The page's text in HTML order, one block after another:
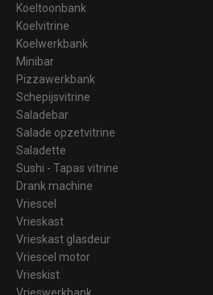
Koeltoonbank
Koelvitrine
Koelwerkbank
Minibar
Pizzawerkbank
Schepijsvitrine
Saladebar
Salade opzetvitrine
Saladette
Sushi - Tapas vitrine
Drank machine
Vriescel
Vrieskast
Vrieskast glasdeur
Vriescel motor
Vrieskist